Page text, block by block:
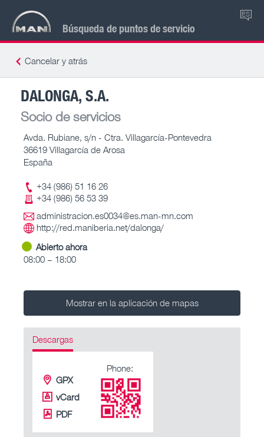
Búsqueda de puntos de servicio
ES
Cancelar y atrás
DALONGA, S.A.
Socio de servicios
Avda. Rubiane, s/n - Ctra. Villagarcía-Pontevedra
36619 Villagarcía de Arosa
España
+34 (986) 51 16 26
+34 (986) 56 53 39
administracion.es0034@es.man-mn.com
http://red.maniberia.net/dalonga/
Abierto ahora
08:00 – 18:00
Mostrar en la aplicación de mapas
Descargas
GPX
vCard
PDF
Phone: